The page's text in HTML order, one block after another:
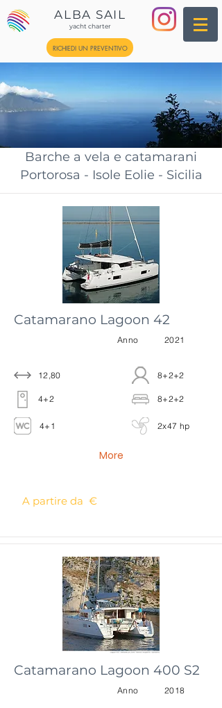
ALBA SAIL
yacht charter
RICHIEDI UN PREVENTIVO
Barche a vela e catamarani
Portorosa - Isole Eolie - Sicilia
Catamarano Lagoon 42
12,80
4+2
4+1
Anno 2021
8+2+2
8+2+2
2x47 hp
More
A partire da €
Catamarano Lagoon 400 S2
Anno 2018